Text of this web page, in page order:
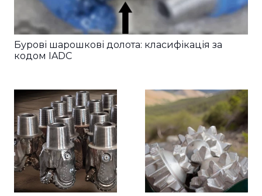
Бурові шарошкові долота: класифікація за
кодом IADC